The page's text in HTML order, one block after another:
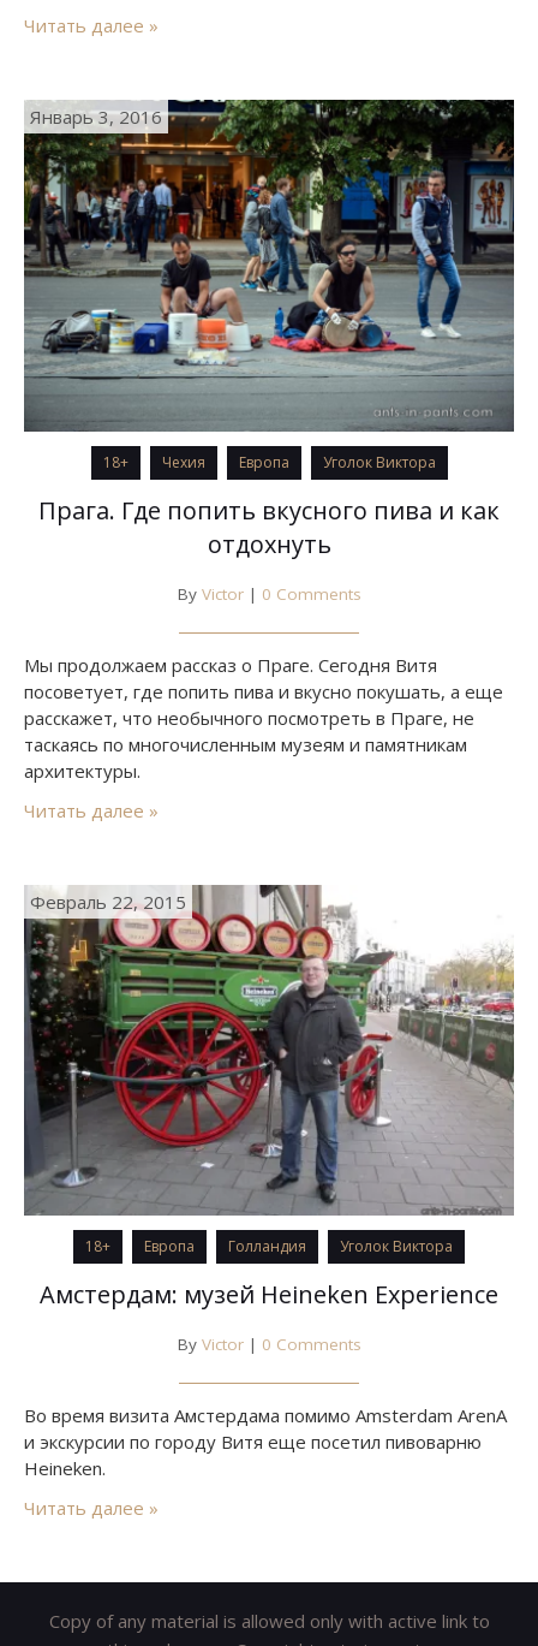
интересным и Витя не зря в холодный вечер делал
рассказ, вы…
Читать далее »
Январь 3, 2016
18+ Чехия Европа Уголок Виктора
Прага. Где попить вкусного пива и как
отдохнуть
By Victor| 0 Comments
Мы продолжаем рассказ о Праге. Сегодня Витя
посоветует, где попить пива и вкусно покушать, а еще
расскажет, что необычного посмотреть в Праге, не
таскаясь по многочисленным музеям и памятникам
архитектуры.
Читать далее »
Февраль 22, 2015
18+ Европа Голландия Уголок Виктора
Амстердам: музей Heineken Experience
By Victor| 0 Comments
Во время визита Амстердама помимо Amsterdam ArenA
и экскурсии по городу Витя еще посетил пивоварню
Heineken.
Читать далее »
Copy of any material is allowed only with active link to